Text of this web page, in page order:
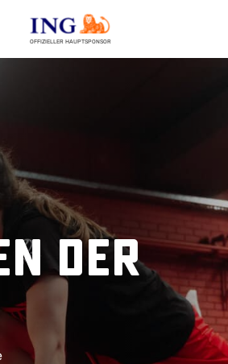
OFFIZIELLER HAUPTSPONSOR
der